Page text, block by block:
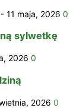
- 11 maja, 2026 0
sylwetkę
2026 0
2026 0